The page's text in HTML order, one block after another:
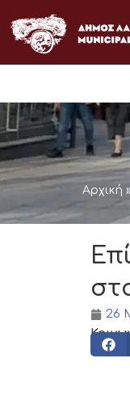
στο
περιεχόμενο
Αρχική »
26